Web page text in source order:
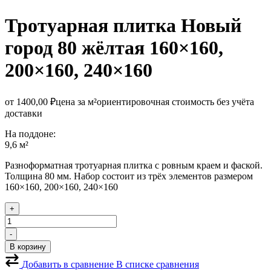
Тротуарная плитка Новый
город 80 жёлтая 160×160,
200×160, 240×160
от 1400,00 ₽цена за м²ориентировочная стоимость без учёта
доставки
На поддоне:
9,6 м²
Разноформатная тротуарная плитка с ровным краем и фаской.
Толщина 80 мм. Набор состоит из трёх элементов размером
160×160, 200×160, 240×160
+
Количество
товара
Тротуарная
плитка
Новый
-
В корзину
Добавить в сравнение В списке сравнения